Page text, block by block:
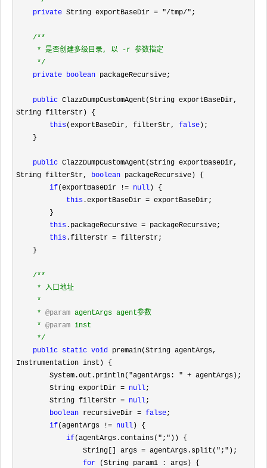
private String exportBaseDir = "/tmp/" ;
/**
*/
private boolean packageRecursive;
public ClazzDumpCustomAgent(String exportBaseDir,
String filterStr) {
this(exportBaseDir, filterStr, false );
public ClazzDumpCustomAgent(String exportBaseDir,
String filterStr, boolean packageRecursive) {
if(exportBaseDir != null ) {
this .exportBaseDir = exportBaseDir;
this .packageRecursive = packageRecursive;
this .filterStr = filterStr;
/**
     *
@param agentArgs agent参数
     *
@param inst
*/
public static void premain(String agentArgs,
Instrumentation inst) {
        System.out.println(
"agentArgs: " + agentArgs);
        String exportDir
= null;
        String filterStr
= null;
boolean recursiveDir = false;
if(agentArgs != null ) {
if(agentArgs.contains(";" )) {
                String[] args
= agentArgs.split(";" );
for (String param1 : args) {